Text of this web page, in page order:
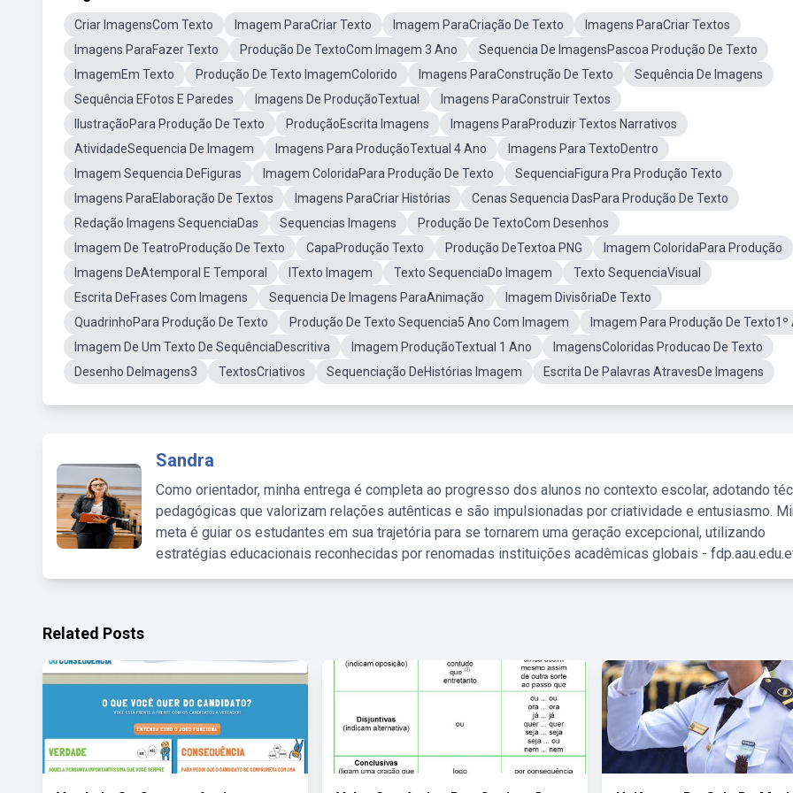
Criar ImagensCom Texto Imagem ParaCriar Texto Imagem ParaCriação De Texto
Imagens ParaCriar Textos
Imagens ParaFazer Texto
Produção De TextoCom Imagem 3 Ano
Sequencia De ImagensPascoa Produção De Texto
ImagemEm Texto
Produção De Texto ImagemColorido Imagens ParaConstrução De Texto
Sequência De Imagens
Sequência EFotos E Paredes
Imagens De ProduçãoTextual
Imagens ParaConstruir Textos
IlustraçãoPara Produção De Texto
ProduçãoEscrita Imagens
Imagens ParaProduzir Textos Narrativos
AtividadeSequencia De Imagem
Imagens Para ProduçãoTextual 4 Ano
Imagens Para TextoDentro
Imagem Sequencia DeFiguras
Imagem ColoridaPara Produção De Texto
SequenciaFigura Pra Produção Texto
Imagens ParaElaboração De Textos
Imagens ParaCriar Histórias
Cenas Sequencia DasPara Produção De Texto
Redação Imagens SequenciaDas
Sequencias Imagens
Produção De TextoCom Desenhos
Imagem De TeatroProdução De Texto
CapaProdução Texto Produção DeTextoa PNG
Imagem ColoridaPara Produção
Imagens DeAtemporal E Temporal
ITexto Imagem Texto SequenciaDo Imagem
Texto SequenciaVisual
Escrita DeFrases Com Imagens
Sequencia De Imagens ParaAnimação
Imagem DivisõriaDe Texto
QuadrinhoPara Produção De Texto
Produção De Texto Sequencia5 Ano Com Imagem
Imagem Para Produção De Texto1º
Imagem De Um Texto De SequênciaDescritiva
Imagem ProduçãoTextual 1 Ano
ImagensColoridas Producao De Texto
Desenho DeImagens3
TextosCriativos Sequenciação DeHistórias Imagem Escrita De Palavras AtravesDe Imagens
Sandra
Como orientador, minha entrega é completa ao progresso dos alunos no contexto escolar, adotando
pedagógicas que valorizam relações autênticas e são impulsionadas por criatividade e entusiasmo.
meta é guiar os estudantes em sua trajetória para se tornarem uma geração excepcional, utilizando
estratégias educacionais reconhecidas por renomadas instituições acadêmicas globais -
Related Posts